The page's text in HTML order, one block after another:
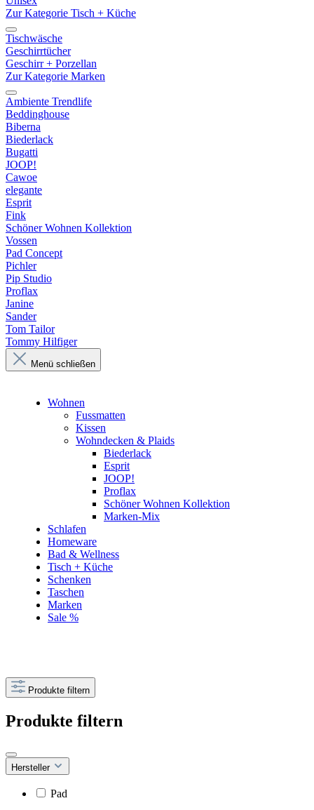
Zur Kategorie Tisch + Küche
Tischwäsche
Geschirrtücher
Geschirr + Porzellan
Zur Kategorie Marken
Ambiente Trendlife
Beddinghouse
Biberna
Biederlack
Bugatti
JOOP!
Cawoe
elegante
Esprit
Fink
Schöner Wohnen Kollektion
Vossen
Pad Concept
Pichler
Pip Studio
Proflax
Janine
Sander
Tom Tailor
Tommy Hilfiger
Menü schließen
Wohnen
Fussmatten
Kissen
Wohndecken & Plaids
Biederlack
Esprit
JOOP!
Proflax
Schöner Wohnen Kollektion
Marken-Mix
Schlafen
Homeware
Bad & Wellness
Tisch + Küche
Schenken
Taschen
Marken
Sale %
Produkte filtern
Produkte filtern
Hersteller
Pad